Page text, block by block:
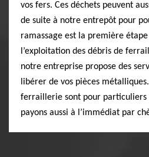
vos fers. Ces déchets peuvent
de suite à notre entrepôt pour
ramassage est la première
l’exploitation des débris de
notre entreprise propose des
libérer de vos pièces
ferraillerie sont pour particuliers
payons aussi à l’immédiat par